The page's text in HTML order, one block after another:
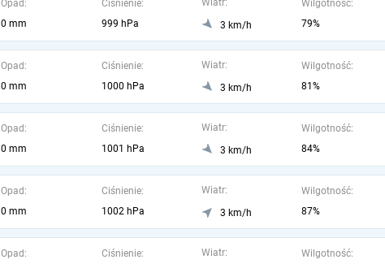
Opad:
0 mm
Ciśnienie:
999 hPa
Wiatr:
3 km/h
Wilgotność:
79%
Opad:
0 mm
Ciśnienie:
1000 hPa
Wiatr:
3 km/h
Wilgotność:
81%
Opad:
0 mm
Ciśnienie:
1001 hPa
Wiatr:
3 km/h
Wilgotność:
84%
Opad:
0 mm
Ciśnienie:
1002 hPa
Wiatr:
3 km/h
Wilgotność:
87%
Opad:
Ciśnienie:
Wiatr:
Wilgotność: